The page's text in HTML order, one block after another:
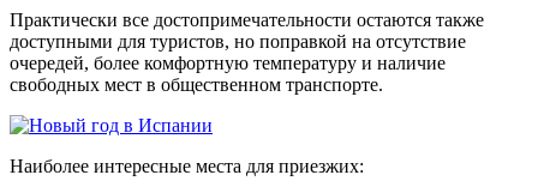
Практически все достопримечательности остаются также
доступными для туристов, но поправкой на отсутствие
очередей, более комфортную температуру и наличие
свободных мест в общественном транспорте.
Наиболее интересные места для приезжих: